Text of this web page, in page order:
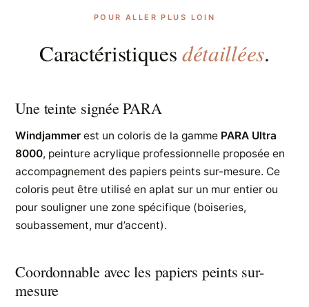
POUR ALLER PLUS LOIN
Caractéristiquesdétaillées.
Une teinte signée PARA
Windjammer est un coloris de la gamme PARA Ultra
8000, peinture acrylique professionnelle proposée en
accompagnement des papiers peints sur-mesure. Ce
coloris peut être utilisé en aplat sur un mur entier ou
pour souligner une zone spécifique (boiseries,
soubassement, mur d’accent).
Coordonnable avec les papiers peints sur-
mesure